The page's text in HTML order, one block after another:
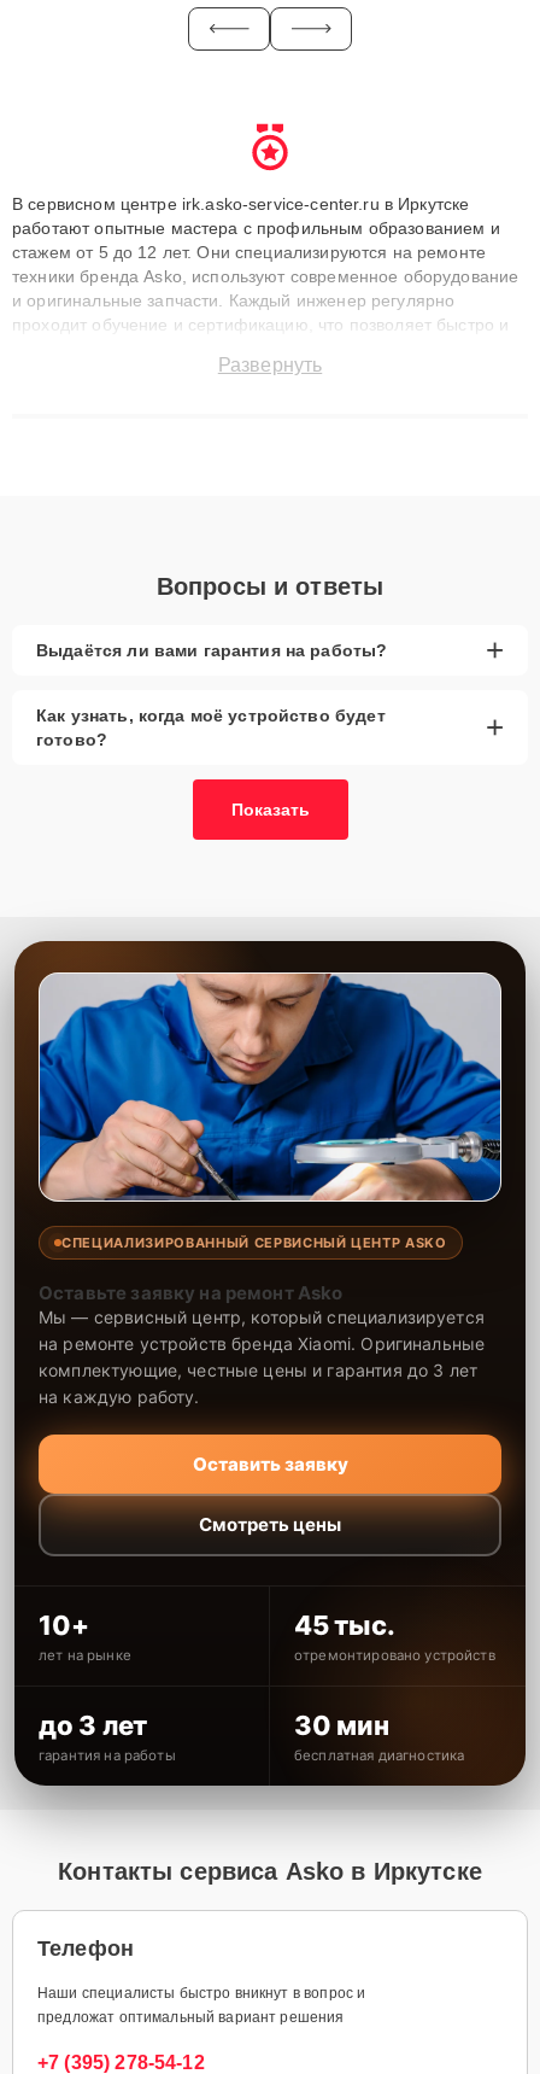
В сервисном центре irk.asko-service-center.ru в Иркутске
работают опытные мастера с профильным образованием и
стажем от 5 до 12 лет. Они специализируются на ремонте
техники бренда Asko, используют современное оборудование
и оригинальные запчасти. Каждый инженер регулярно
проходит обучение и сертификацию, что позволяет быстро и
сохранением гарантии до 3 лет. Наши мастера решают
Развернуть
Вопросы и ответы
Выдаётся ли вами гарантия на работы? +
Как узнать, когда моё устройство будет
готово?
+
Показать
СПЕЦИАЛИЗИРОВАННЫЙ СЕРВИСНЫЙ ЦЕНТР ASKO
Оставьте заявку на ремонт Asko
Мы — сервисный центр, который специализируется
на ремонте устройств бренда Xiaomi. Оригинальные
комплектующие, честные цены и гарантия до 3 лет
на каждую работу.
Оставить заявку
Смотреть цены
10+
лет на рынке
45 тыс.
отремонтировано устройств
до 3 лет
гарантия на работы
30 мин
бесплатная диагностика
Контакты сервиса Asko в Иркутске
Телефон
Наши специалисты быстро вникнут в вопрос и
предложат оптимальный вариант решения
+7 (395) 278-54-12